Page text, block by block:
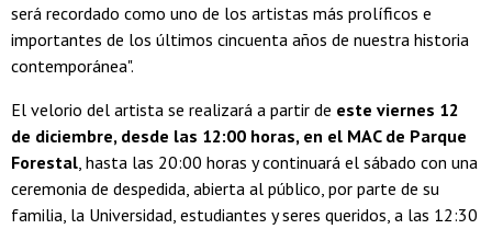
será recordado como uno de los artistas más prolíficos e
importantes de los últimos cincuenta años de nuestra historia
contemporánea".
El velorio del artista se realizará a partir de este viernes 12
de diciembre, desde las 12:00 horas, en el MAC de Parque
Forestal, hasta las 20:00 horas y continuará el sábado con una
ceremonia de despedida, abierta al público, por parte de su
familia, la Universidad, estudiantes y seres queridos, a las 12:30